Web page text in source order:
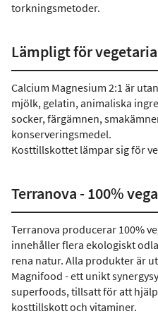
torkningsmetoder.
Lämpligt för
Calcium Magnesium 2:1 är
mjölk, gelatin, animaliska
socker, färgämnen,
konserveringsmedel.
Kosttillskottet lämpar sig för
Terranova - 100%
Terranova producerar 100%
innehåller flera ekologiskt
rena natur. Alla produkter är
Magnifood - ett unikt
superfoods, tillsatt för att
kosttillskott och vitaminer.